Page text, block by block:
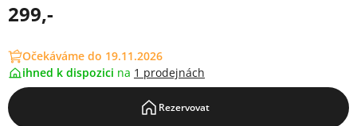
299,-
Očekáváme do 19.11.2026
ihned k dispozici na 1 prodejnách
Rezervovat